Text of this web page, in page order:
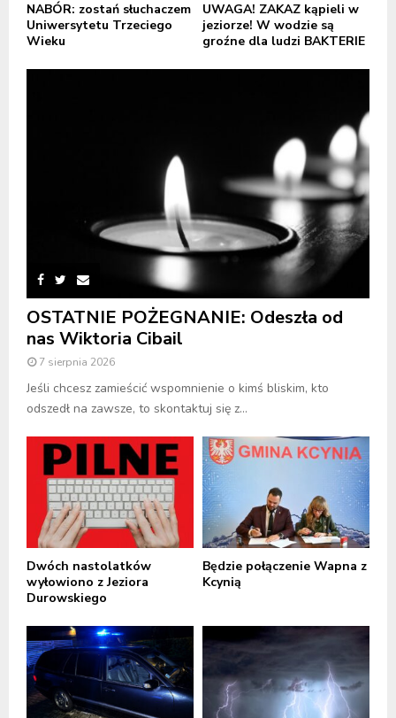
NABÓR: zostań słuchaczem
Uniwersytetu Trzeciego
Wieku
UWAGA! ZAKAZ kąpieli w
jeziorze! W wodzie są
groźne dla ludzi BAKTERIE
OSTATNIE POŻEGNANIE: Odeszła od
nas Wiktoria Cibail
7 sierpnia 2026
Jeśli chcesz zamieścić wspomnienie o kimś bliskim, kto
odszedł na zawsze, to skontaktuj się z...
Dwóch nastolatków
wyłowiono z Jeziora
Durowskiego
Będzie połączenie Wapna z
Kcynią